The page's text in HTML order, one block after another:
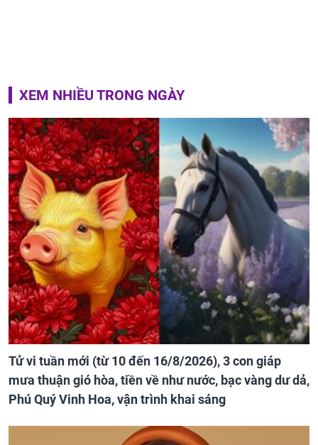
XEM NHIỀU TRONG NGÀY
Tử vi tuần mới (từ 10 đến 16/8/2026), 3 con giáp
mưa thuận gió hòa, tiền về như nước, bạc vàng dư dả,
Phú Quý Vinh Hoa, vận trình khai sáng